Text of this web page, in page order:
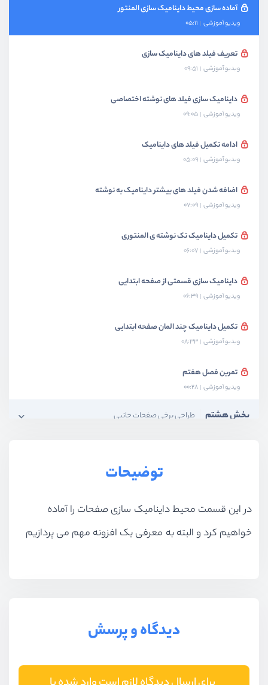
آماده سازی محیط داینامیک سازی المنتور
ویدیو آموزشی 05:11
تعریف فیلد های داینامیک سازی
ویدیو آموزشی 09:51
داینامیک سازی فیلد های نوشته اختصاصی
ویدیو آموزشی 09:05
ادامه تکمیل فیلد های داینامیک
ویدیو آموزشی 05:09
اضافه شدن فیلد های بیشتر داینامیک به نوشته
ویدیو آموزشی 07:09
تکمیل داینامیک تک نوشته ی المنتوری
ویدیو آموزشی 06:07
داینامیک سازی قسمتی از صفحه ابتدایی
ویدیو آموزشی 06:39
تکمیل داینامیک چند المان صفحه ابتدایی
ویدیو آموزشی 08:33
تمرین فصل هفتم
ویدیو آموزشی 00:28
بخش هشتم طراحی برخی صفحات جانبی
توضیحات
در این قسمت محیط داینامیک سازی صفحات را آماده
خواهیم کرد و البته به معرفی یک افزونه مهم می پردازیم
دیدگاه و پرسش